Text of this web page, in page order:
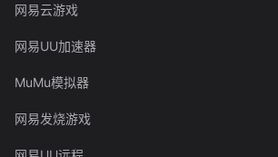
网易云游戏
网易UU加速器
MuMu模拟器
网易发烧游戏